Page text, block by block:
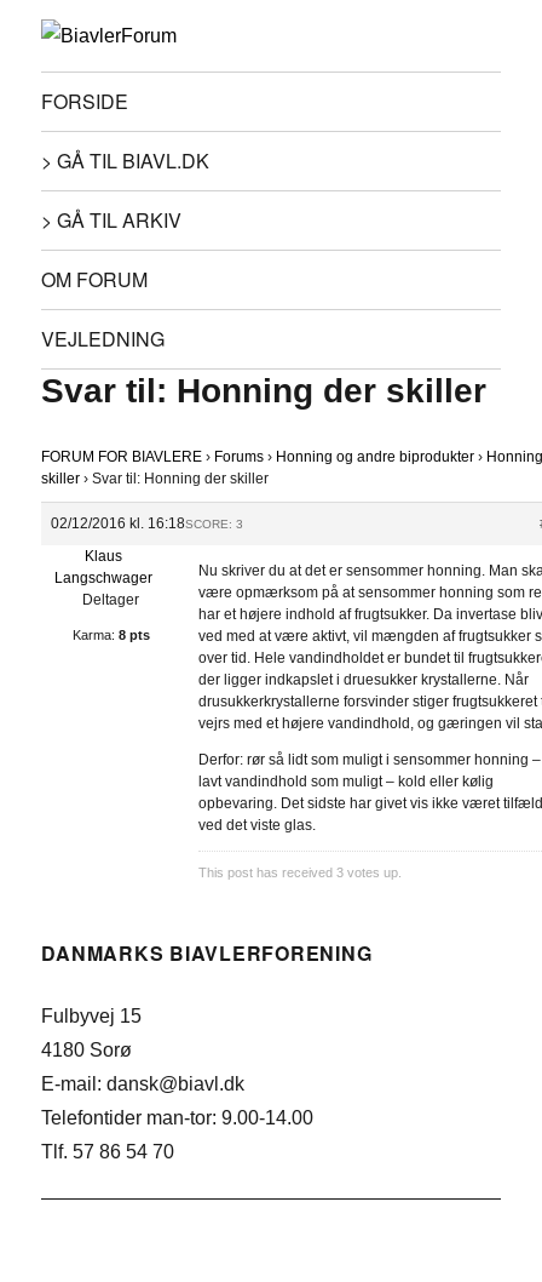
FORSIDE
> GÅ TIL BIAVL.DK
> GÅ TIL ARKIV
OM FORUM
VEJLEDNING
Svar til: Honning der skiller
FORUM FOR BIAVLERE › Forums › Honning og andre biprodukter ›
skiller › Svar til: Honning der skiller
02/12/2016 kl. 16:18SCORE: 3
Klaus
Langschwager
Deltager
Karma: 8 pts
Nu skriver du at det er sensommer honning. Man
være opmærksom på at sensommer honning som
har et højere indhold af frugtsukker. Da invertase
ved med at være aktivt, vil mængden af frugtsukker
over tid. Hele vandindholdet er bundet til
der ligger indkapslet i druesukker krystallerne. Når
drusukkerkrystallerne forsvinder stiger frugtsukkeret
vejrs med et højere vandindhold, og gæringen vil
Derfor: rør så lidt som muligt i sensommer honning
lavt vandindhold som muligt – kold eller kølig
opbevaring. Det sidste har givet vis ikke været
ved det viste glas.
This post has received3 votes up.
DANMARKS BIAVLERFORENING
Fulbyvej 15
4180 Sorø
E-mail: dansk@biavl.dk
Telefontider man-tor: 9.00-14.00
Tlf. 57 86 54 70